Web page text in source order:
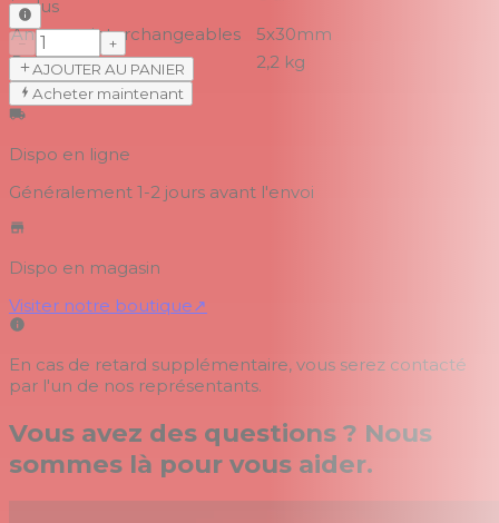
inclus
Anneaux interchangeables
5x30mm
Poids
2,2 kg
−
+
AJOUTER AU PANIER
Acheter maintenant
Dispo en ligne
Généralement 1-2 jours avant l'envoi
Dispo en magasin
Visiter notre boutique↗
En cas de retard supplémentaire, vous serez contacté
par l'un de nos représentants.
Vous avez des questions ? Nous
sommes là pour vous aider.